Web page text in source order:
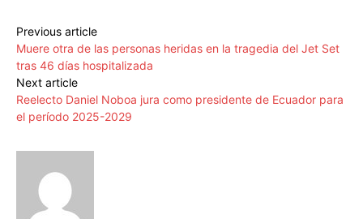
Previous article
Muere otra de las personas heridas en la tragedia del Jet Set
tras 46 días hospitalizada
Next article
Reelecto Daniel Noboa jura como presidente de Ecuador para
el período 2025-2029